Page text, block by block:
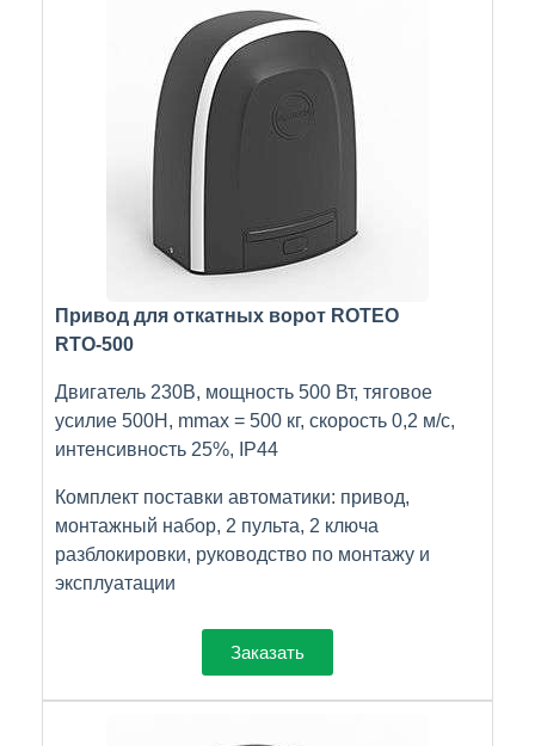
Привод для откатных ворот ROTEO
RTО-500
Двигатель 230В, мощность 500 Вт, тяговое
усилие 500Н, mmax = 500 кг, скорость 0,2 м/с,
интенсивность 25%, IP44
Комплект поставки автоматики: привод,
монтажный набор, 2 пульта, 2 ключа
разблокировки, руководство по монтажу и
эксплуатации
Заказать